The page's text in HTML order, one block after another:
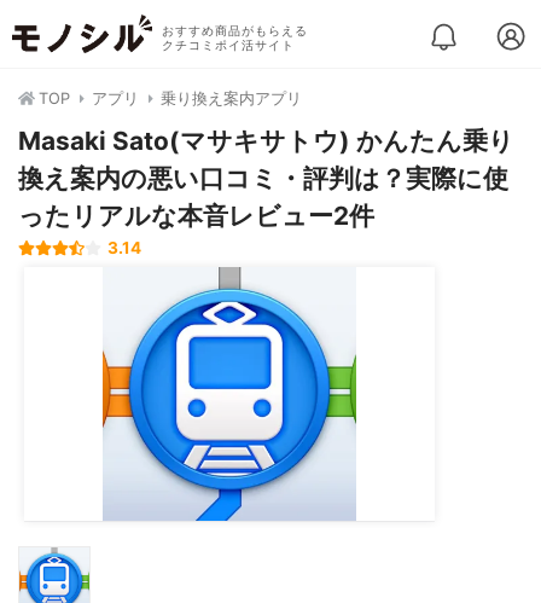
おすすめ商品がもらえる
クチコミポイ活サイト
TOP アプリ 乗り換え案内アプリ
Masaki Sato(マサキサトウ) かんたん乗り
換え案内の悪い口コミ・評判は？実際に使
ったリアルな本音レビュー2件
3.14